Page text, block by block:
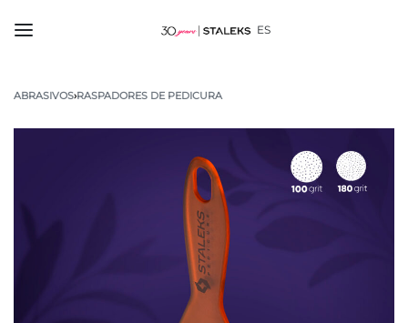
ES
ABRASIVOS›RASPADORES DE PEDICURA